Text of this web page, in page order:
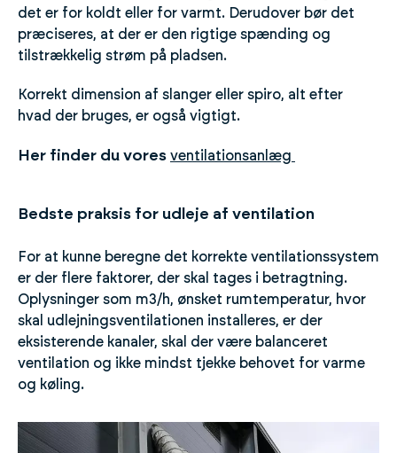
det er for koldt eller for varmt. Derudover bør det
præciseres, at der er den rigtige spænding og
tilstrækkelig strøm på pladsen.
Korrekt dimension af slanger eller spiro, alt efter
hvad der bruges, er også vigtigt.
Her finder du vores ventilationsanlæg
Bedste praksis for udleje af ventilation
For at kunne beregne det korrekte ventilationssystem
er der flere faktorer, der skal tages i betragtning.
Oplysninger som m3/h, ønsket rumtemperatur, hvor
skal udlejningsventilationen installeres, er der
eksisterende kanaler, skal der være balanceret
ventilation og ikke mindst tjekke behovet for varme
og køling.